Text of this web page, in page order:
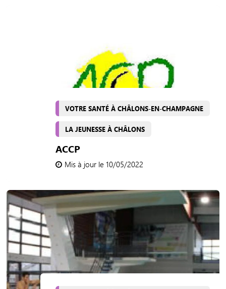
VOTRE SANTÉ À CHÂLONS-EN-CHAMPAGNE
LA JEUNESSE À CHÂLONS
ACCP
Mis à jour le 10/05/2022